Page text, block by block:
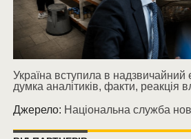
Україна вступила в надзвичайний
думка аналітиків, факти, реакція
Джерело: Національна служба